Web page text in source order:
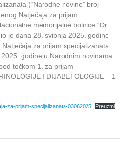
(“Narodne novine” broj
Natječaja za prijam
memorijalne bolnice “Dr.
je dana 28. svibnja 2025. godine
za prijam specijalizanata
godine u Narodnim novinama
točkom 1. za prijam
I DIJABETOLOGIJE – 1
za-prijam-specijalizanata-03062025 Preuzmi